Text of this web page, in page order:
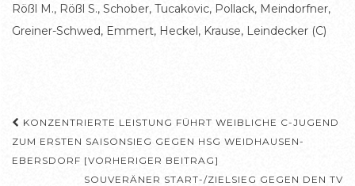
Rößl M., Rößl S., Schober, Tucakovic, Pollack, Meindorfner,
Greiner-Schwed, Emmert, Heckel, Krause, Leindecker (C)
Beitragsnavigation
KONZENTRIERTE LEISTUNG FÜHRT WEIBLICHE C-JUGEND
ZUM ERSTEN SAISONSIEG GEGEN HSG WEIDHAUSEN-
EBERSDORF [VORHERIGER BEITRAG]
SOUVERÄNER START-/ZIELSIEG GEGEN DEN TV